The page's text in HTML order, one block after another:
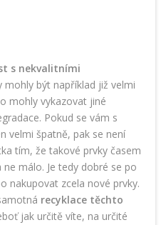
s nekvalitními
mohly být například již velmi
mohly vykazovat jiné
Pokud se vám s
velmi špatně, pak se není
tím, že takové prvky časem
málo. Je tedy dobré se po
nakupovat zcela nové prvky.
recyklace těchto
jak určitě víte, na určité